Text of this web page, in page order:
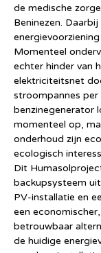
de medische
Beninezen.
Momenteel
echter hinder van
elektriciteitsnet
stroompannes per
benzinegenerator
momenteel op,
onderhoud zijn
ecologisch
Dit
backupsysteem
PV-installatie en
een
betrouwbaar
de huidige